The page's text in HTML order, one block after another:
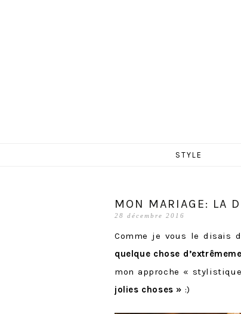
STYLE
MON MARIAGE: LA
28 décembre 2016
Comme je vous le disais
quelque chose
mon approche «
jolies choses » :)